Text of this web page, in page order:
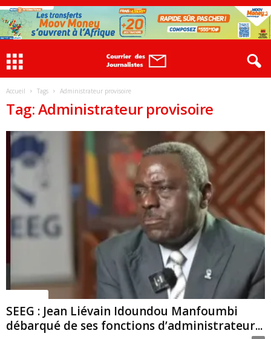
Accueil Tags Administrateur provisoire
Tag: Administrateur provisoire
SEEG : Jean Liévain Idoundou Manfoumbi
débarqué de ses fonctions d’administrateur...